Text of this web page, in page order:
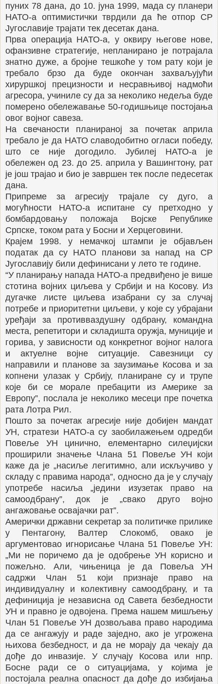
пуних 78 дана, до 10. јуна 1999, мада су планери
НАТО-а оптимистички тврдили да ће отпор СР
Југославије трајати тек десетак дана.
Прва операција НАТО-а, у оквиру његове нове,
офанзивне стратегије, непланирано је потрајала
знатно дуже, а бројне тешкоће у том рату који је
требало брзо да буде окончан захваљујући
хируршкој прецизности и несравњивој надмоћи
агресора, учиниле су да за неколико недеља буде
померено обележавање 50-годишњице постојања
овог војног савеза.
На свечаности планираној за почетак априла
требало је да НАТО славодобитно огласи победу,
што се није догодило. Јубилеј НАТО-а је
обележен од 23. до 25. априла у Вашингтону, рат
је још трајао и био је завршен тек после педесетак
дана.
Припреме за агресију трајале су дуго, а
могућности НАТО-а испитане су претходно у
бомбардовању положаја Војске Републике
Српске, током рата у Босни и Херцеговини.
Крајем 1998. у немачкој штампи је објављен
податак да су НАТО планови за напад на СР
Југославију били дефинисани у лето те године.
“У планирању напада НАТО-а предвиђено је више
стотина војних циљева у Србији и на Косову. Из
дугачке листе циљева изабрани су за случај
потребе и приоритетни циљеви, у које су убрајани
уређаји за противваздушну одбрану, командна
места, репетитори и складишта оружја, муниције и
горива, у зависности од конкретног војног налога
и актуелне војне ситуације. Савезници су
направили и планове за заузимање Косова и за
копнени улазак у Србију, планиране су и трупе
које би се морале пребацити из Америке за
Европу”, послала је неколико месеци пре почетка
рата Лотра Рил.
Пошто за почетак агресије није добијен мандат
УН, стратези НАТО-а су заобилажењем одредби
Повеље УН цинично, елементарно силеџијски
проширили значење Члана 51 Повеље УН који
каже да је „насиље легитимно, али искључиво у
складу с правима народа”, односно да је у случају
употребе насиља „једини изузетак право на
самоодбрану”, док је „свако друго војно
ангажовање освајачки рат”.
Амерички државни секретар за политичке прилике
у Пентагону, Валтер Слокомб, овако је
аргументовао игнорисање Члана 51 Повеље УН:
„Ми не поричемо да је одобрење УН корисно и
пожељно. Али, чињеница је да Повеља УН
садржи Члан 51 који признаје право на
индивидуалну и колективну самоодбрану, и та
дефиниција је независна од Савета безбедности
УН и правно је одвојена. Према нашем мишљењу
Члан 51 Повеље УН дозвољава право народима
да се ангажују и раде заједно, ако је угрожена
њихова безбедност, и да не морају да чекају да
дође до инвазије. У случају Косова или нпр.
Босне ради се о ситуацијама, у којима је
постојала реална опасност да дође до избијања